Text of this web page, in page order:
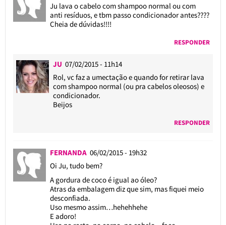
Ju lava o cabelo com shampoo normal ou com
anti resíduos, e tbm passo condicionador antes????
Cheia de dúvidas!!!!
RESPONDER
JU 07/02/2015 - 11h14
Rol, vc faz a umectação e quando for retirar lava
com shampoo normal (ou pra cabelos oleosos) e
condicionador.
Beijos
RESPONDER
FERNANDA 06/02/2015 - 19h32
Oi Ju, tudo bem?
A gordura de coco é igual ao óleo?
Atras da embalagem diz que sim, mas fiquei meio
desconfiada.
Uso mesmo assim…hehehhehe
E adoro!